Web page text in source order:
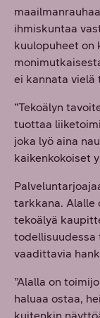
ihmiskuntaa
kuulopuheet on
ei kannata vielä
”Tekoälyn
tuottaa
joka lyö aina
kaikenkokoiset
tarkkana. Alalle
tekoälyä
todellisuudessa
vaadittavia
”Alalla on
haluaa ostaa,